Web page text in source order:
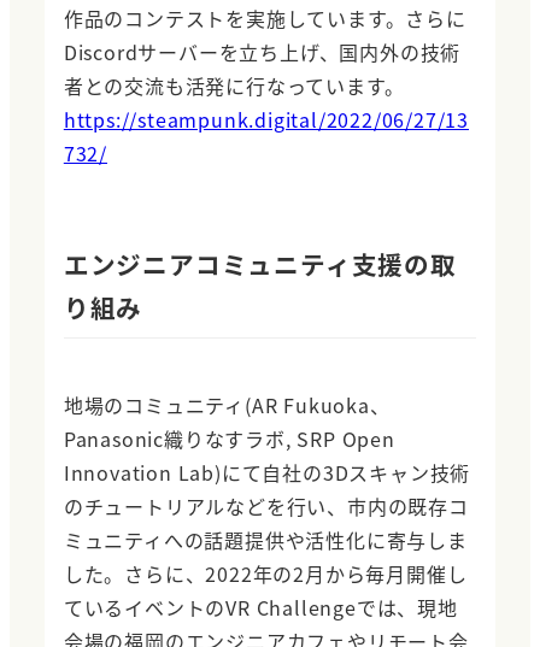
作品のコンテストを実施しています。さらに
Discordサーバーを立ち上げ、国内外の技術
者との交流も活発に行なっています。
https://steampunk.digital/2022/06/27/13
732/
エンジニアコミュニティ支援の取
り組み
地場のコミュニティ(AR Fukuoka、
Panasonic織りなすラボ, SRP Open
Innovation Lab)にて自社の3Dスキャン技術
のチュートリアルなどを行い、市内の既存コ
ミュニティへの話題提供や活性化に寄与しま
した。さらに、2022年の2月から毎月開催し
ているイベントのVR Challengeでは、現地
会場の福岡のエンジニアカフェやリモート会